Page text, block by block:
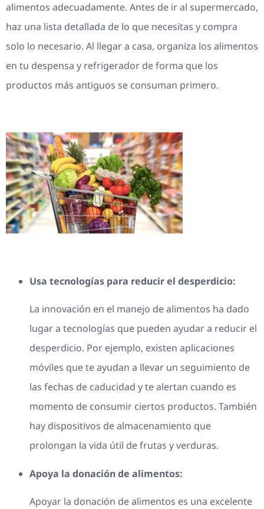
alimentos adecuadamente. Antes de ir al supermercado,
haz una lista detallada de lo que necesitas y compra
solo lo necesario. Al llegar a casa, organiza los alimentos
en tu despensa y refrigerador de forma que los
productos más antiguos se consuman primero.
Usa tecnologías para reducir el desperdicio:
La innovación en el manejo de alimentos ha dado
lugar a tecnologías que pueden ayudar a reducir el
desperdicio. Por ejemplo, existen aplicaciones
móviles que te ayudan a llevar un seguimiento de
las fechas de caducidad y te alertan cuando es
momento de consumir ciertos productos. También
hay dispositivos de almacenamiento que
prolongan la vida útil de frutas y verduras.
Apoya la donación de alimentos:
Apoyar la donación de alimentos es una excelente